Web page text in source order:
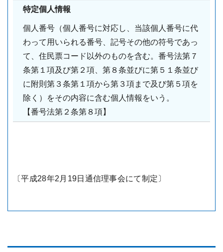
特定個人情報
個人番号（個人番号に対応し、当該個人番号に代
わって用いられる番号、記号その他の符号であっ
て、住民票コード以外のものを含む。番号法第７
条第１項及び第２項、第８条並びに第５１条並び
に附則第３条第１項から第３項まで及び第５項を
除く）をその内容に含む個人情報をいう。
【番号法第２条第８項】
〔平成28年2月19日通信理事会にて制定〕